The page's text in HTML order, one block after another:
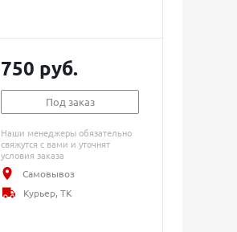
750 руб.
Под заказ
Наши менеджеры обязательно
свяжутся с вами и уточнят
условия заказа
Самовывоз
Курьер, ТК